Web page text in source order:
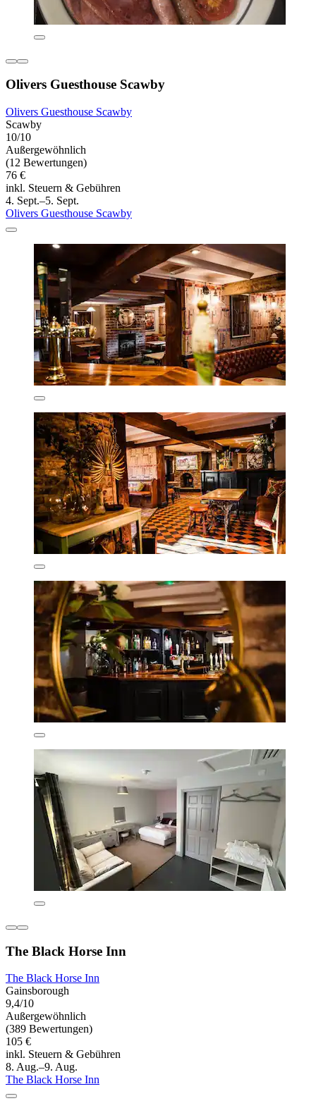
Olivers Guesthouse Scawby
Olivers Guesthouse Scawby
Scawby
10/10
Außergewöhnlich
(12 Bewertungen)
76 €
inkl. Steuern & Gebühren
4. Sept.–5. Sept.
Olivers Guesthouse Scawby
The Black Horse Inn
The Black Horse Inn
Gainsborough
9,4/10
Außergewöhnlich
(389 Bewertungen)
105 €
inkl. Steuern & Gebühren
8. Aug.–9. Aug.
The Black Horse Inn